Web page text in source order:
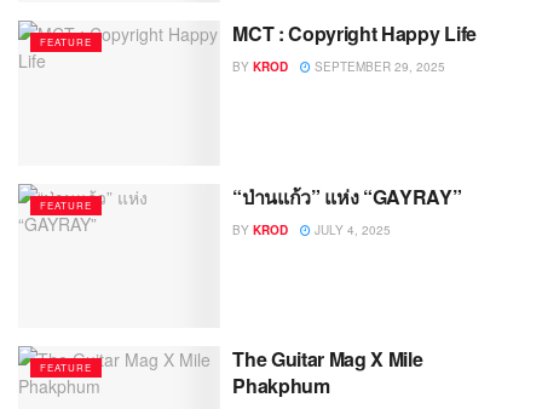
FEATURE MCT : Copyright Happy Life
BY KROD SEPTEMBER 29, 2025
FEATURE “ป่านแก้ว” แห่ง “GAYRAY”
BY KROD JULY 4, 2025
FEATURE
The Guitar Mag X Mile
Phakphum